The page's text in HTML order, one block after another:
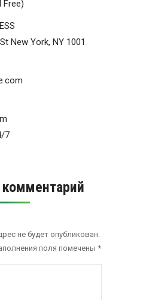
Free)
New York, NY 1001
7
не будет опубликован.
поля помечены *